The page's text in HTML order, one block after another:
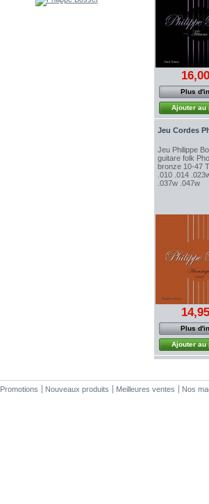
Plus
Ajouter au
Jeu Cordes
Jeu Philippe
guitare folk
bronze 10-47
.010 .014
.037w .047w
Plus
Ajouter au
Promotions Nouveaux produits Meilleures ventes Nos